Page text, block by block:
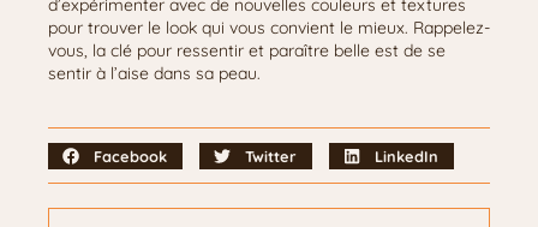
d’expérimenter avec de nouvelles couleurs et textures
pour trouver le look qui vous convient le mieux. Rappelez-
vous, la clé pour ressentir et paraître belle est de se
sentir à l’aise dans sa peau.
Facebook Twitter LinkedIn